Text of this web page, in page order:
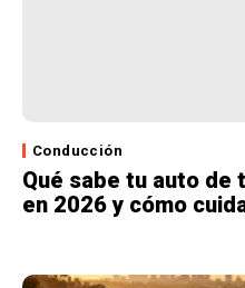
Conducción
Qué sabe tu auto
en 2026 y cómo